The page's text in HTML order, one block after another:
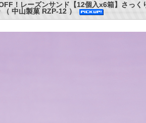
！レーズンサンド【12個入x6箱】さっ
中山製菓 RZP-12 ）